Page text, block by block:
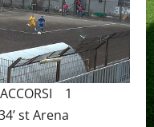
1
st Arena